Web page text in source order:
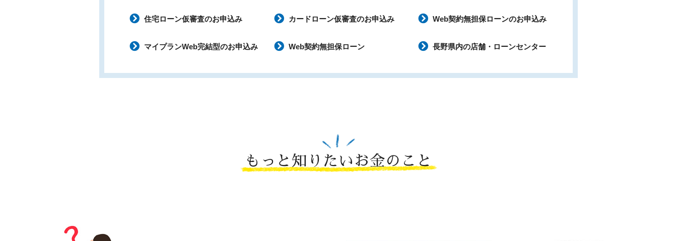
住宅ローン仮審査のお申込み カードローン仮審査のお申込み Web契約無担保ローンのお申込み
マイプランWeb完結型のお申込み Web契約無担保ローン 長野県内の店舗・ローンセンター
もっと知りたいお金のこと